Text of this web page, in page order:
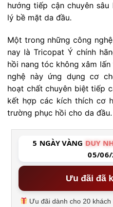
hướng tiếp cận chuyên
lý bề mặt da đầu.
Một trong những công
nay là Tricopat Ý chính
hồi nang tóc không xâm
nghệ này ứng dụng cơ
hoạt chất chuyên biệt tiếp
kết hợp các kích thích cơ
trường phục hồi cho da đầu.
5 NGÀY VÀNG DUY
05/06/
Ưu đãi đã
Ưu đãi dành cho 20